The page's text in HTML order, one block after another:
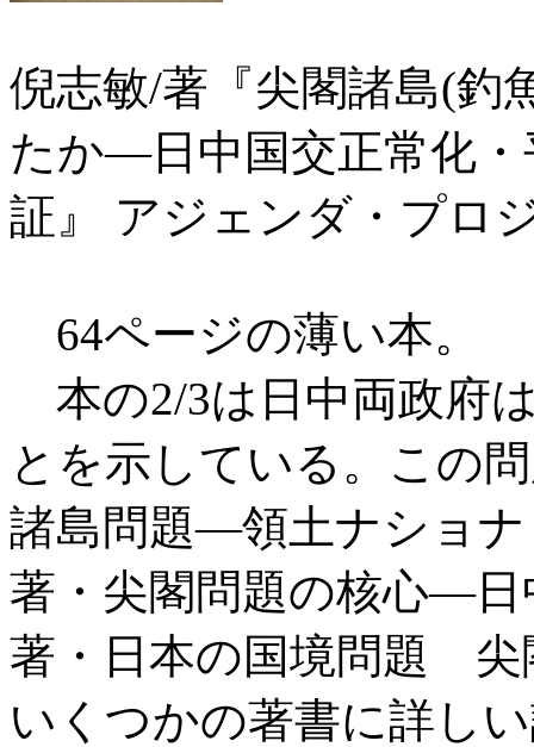
倪志敏/著『尖閣諸島(釣
たか―日中国交正常化
証』 アジェンダ・プロ
64ページの薄い本。
本の2/3は日中両政府
とを示している。この
諸島問題―領土ナショ
著・尖閣問題の核心―
著・日本の国境問題 尖
いくつかの著書に詳し